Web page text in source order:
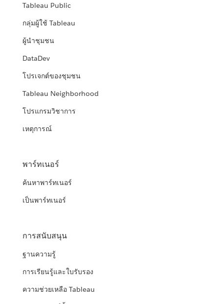
Tableau Public
กลุ่มผู้ใช้ Tableau
ผู้นำชุมชน
DataDev
โปรเจกต์ของชุมชน
Tableau Neighborhood
โปรแกรมวิชาการ
เหตุการณ์
พาร์ทเนอร์
ค้นหาพาร์ทเนอร์
เป็นพาร์ทเนอร์
การสนับสนุน
ฐานความรู้
การเรียนรู้และใบรับรอง
ความช่วยเหลือ Tableau